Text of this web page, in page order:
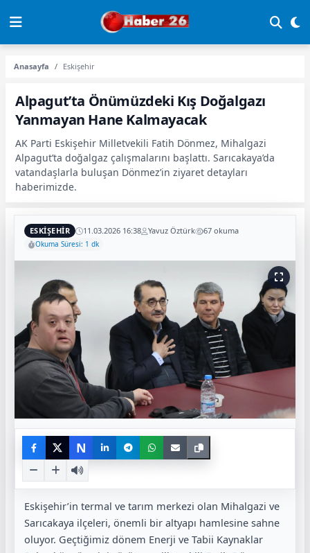
Anasayfa Eskişehir
Alpagut’ta Önümüzdeki Kış Doğalgazı
Yanmayan Hane Kalmayacak
AK Parti Eskişehir Milletvekili Fatih Dönmez, Mihalgazi
Alpagut’ta doğalgaz çalışmalarını başlattı. Sarıcakaya’da
vatandaşlarla buluşan Dönmez’in ziyaret detayları
haberimizde.
ESKIŞEHIR 11.03.2026 16:38 Yavuz Öztürk 67 okuma
Okuma Süresi: 1 dk
N
Eskişehir’in termal ve tarım merkezi olan Mihalgazi ve
Sarıcakaya ilçeleri, önemli bir altyapı hamlesine sahne
oluyor. Geçtiğimiz dönem Enerji ve Tabii Kaynaklar